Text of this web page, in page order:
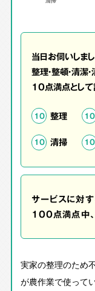
当日お伺いしま
整理・整頓・清潔
10点満点として
10 整理 10
10 清掃 10
サービスに対
100点満点中、
実家の整理のため
が農作業で使って